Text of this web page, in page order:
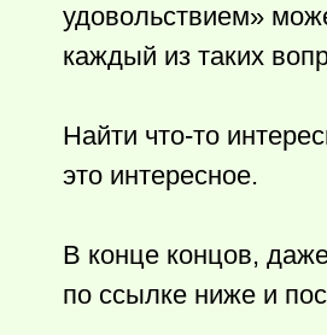
удовольствием»
каждый из таких
Найти что-то
это интересное.
В конце концов,
по ссылке ниже и